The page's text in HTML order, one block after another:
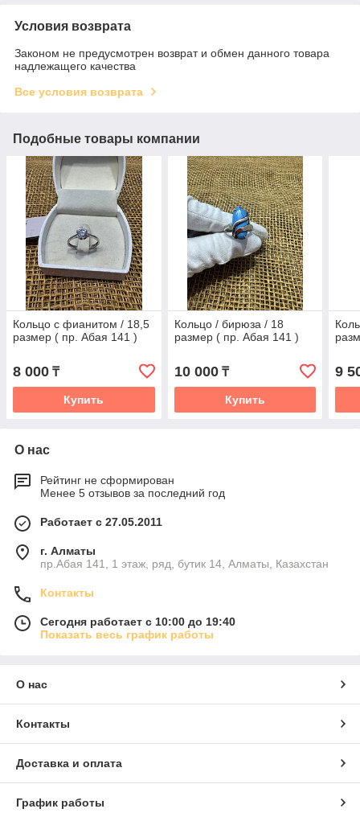
Условия возврата
Законом не предусмотрен возврат и обмен данного товара
надлежащего качества
Все условия возврата
Подобные товары компании
Кольцо с фианитом / 18,5
размер ( пр. Абая 141 )
8 000 ₸
Купить
Кольцо / бирюза / 18
размер ( пр. Абая 141 )
10 000₸
Купить
9
О нас
Рейтинг не сформирован
Менее 5 отзывов за последний год
Работает с 27.05.2011
г. Алматы
пр.Абая 141, 1 этаж, ряд, бутик 14, Алматы, Казахстан
Контакты
Сегодня работает с 10:00 до 19:40
Показать весь график работы
О нас
Контакты
Доставка и оплата
График работы